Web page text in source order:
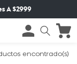
A $2999